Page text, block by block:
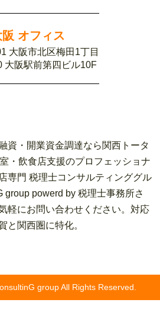
阪 オフィス
大阪市北区梅田1丁目
大阪駅前第四ビル10F
資・開業資金調達なら関西トータ
・飲食店支援のプロフェッショナ
専門 税理士コンサルティンググル
group powerd by 税理士事務所さ
軽にお問い合わせください。対応
と関西圏に特化。
group All Rights Reserved.